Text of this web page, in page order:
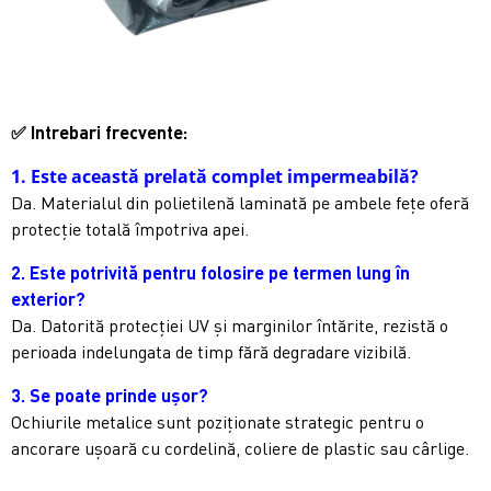
✅ Intrebari frecvente:
1. Este această prelată complet impermeabilă?
Da. Materialul din polietilenă laminată pe ambele fețe oferă
protecție totală împotriva apei.
2. Este potrivită pentru folosire pe termen lung în
exterior?
Da. Datorită protecției UV și marginilor întărite, rezistă o
perioada indelungata de timp fără degradare vizibilă.
3. Se poate prinde ușor?
Ochiurile metalice sunt poziționate strategic pentru o
ancorare ușoară cu cordelină, coliere de plastic sau cârlige.